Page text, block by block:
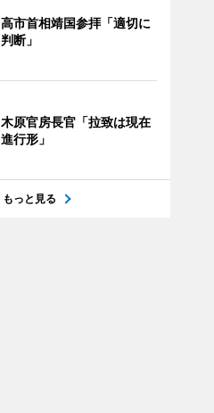
高市首相靖国参拝「適切に
判断」
木原官房長官「拉致は現在
進行形」
もっと見る